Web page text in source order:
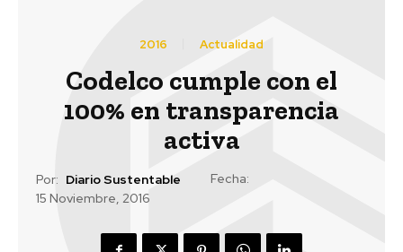
2016 Actualidad
Codelco cumple con el
100% en transparencia
activa
Por: Diario Sustentable
Fecha:
15 Noviembre, 2016